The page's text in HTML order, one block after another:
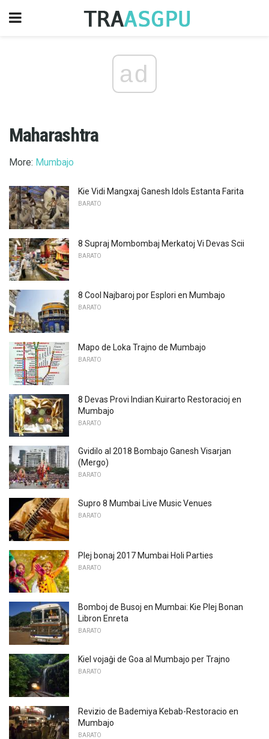
ad
Maharashtra
More: Mumbajo
Kie Vidi Mangxaj Ganesh Idols Estanta Farita
BARATO
8 Supraj Mombombaj Merkatoj Vi Devas Scii
BARATO
8 Cool Najbaroj por Esplori en Mumbajo
BARATO
Mapo de Loka Trajno de Mumbajo
BARATO
8 Devas Provi Indian Kuirarto Restoracioj en
Mumbajo
BARATO
Gvidilo al 2018 Bombajo Ganesh Visarjan
(Mergo)
BARATO
Supro 8 Mumbai Live Music Venues
BARATO
Plej bonaj 2017 Mumbai Holi Parties
BARATO
Bomboj de Busoj en Mumbai: Kie Plej Bonan
Libron Enreta
BARATO
Kiel vojaĝi de Goa al Mumbajo per Trajno
BARATO
Revizio de Bademiya Kebab-Restoracio en
Mumbajo
BARATO